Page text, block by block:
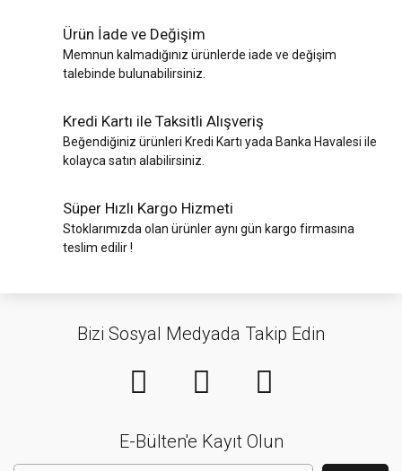
Ürün İade ve Değişim
Memnun kalmadığınız ürünlerde iade ve değişim
talebinde bulunabilirsiniz.
Kredi Kartı ile Taksitli Alışveriş
Beğendiğiniz ürünleri Kredi Kartı yada Banka Havalesi ile
kolayca satın alabilirsiniz.
Süper Hızlı Kargo Hizmeti
Stoklarımızda olan ürünler aynı gün kargo firmasına
teslim edilir !
Bizi Sosyal Medyada Takip Edin
E-Bülten'e Kayıt Olun